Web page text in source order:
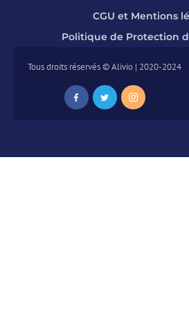
CGU et Mentions
Politique de Protection
Tous droits réservés © Alivio | 2020-2024